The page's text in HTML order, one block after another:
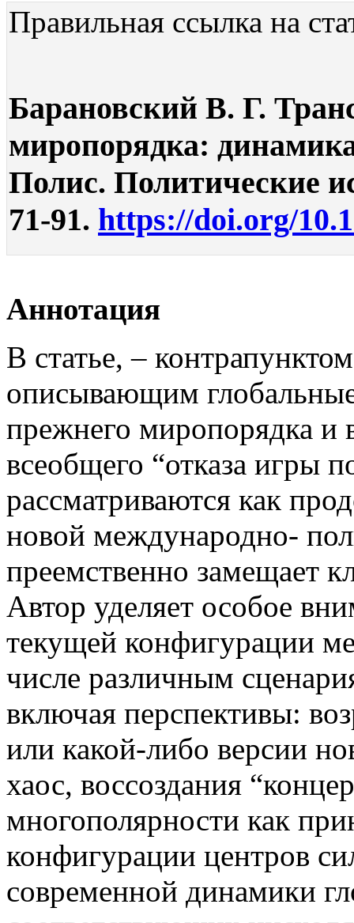
Правильная ссылка на
Барановский В. Г.
миропорядка:
Полис. Политические
71-91. https://doi.org/
Аннотация
В статье, –
описывающим
прежнего миропорядка и
всеобщего “отказа игры
рассматриваются как
новой международно-
преемственно замещает
Автор уделяет особое
текущей конфигурации
числе различным
включая перспективы:
или какой-либо версии
хаос, воссоздания
многополярности как
конфигурации центров
современной динамики